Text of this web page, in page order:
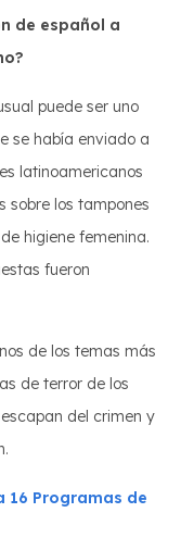
de español a
puede ser uno
se había enviado a
latinoamericanos
sobre los tampones
higiene femenina.
fueron
de los temas más
de terror de los
del crimen y
16 Programas de